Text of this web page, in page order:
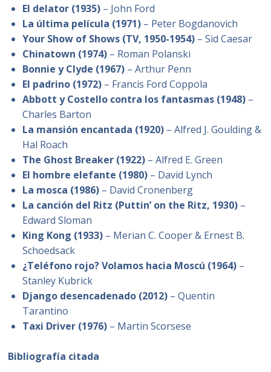
El delator (1935) – John Ford
La última película (1971) – Peter Bogdanovich
Your Show of Shows (TV, 1950-1954) – Sid Caesar
Chinatown (1974) – Roman Polanski
Bonnie y Clyde (1967) – Arthur Penn
El padrino (1972) – Francis Ford Coppola
Abbott y Costello contra los fantasmas (1948) –
Charles Barton
La mansión encantada (1920) – Alfred J. Goulding &
Hal Roach
The Ghost Breaker (1922) – Alfred E. Green
El hombre elefante (1980) – David Lynch
La mosca (1986) – David Cronenberg
La canción del Ritz (Puttin’ on the Ritz, 1930) –
Edward Sloman
King Kong (1933) – Merian C. Cooper & Ernest B.
Schoedsack
¿Teléfono rojo? Volamos hacia Moscú (1964) –
Stanley Kubrick
Django desencadenado (2012) – Quentin
Tarantino
Taxi Driver (1976) – Martin Scorsese
Bibliografía citada